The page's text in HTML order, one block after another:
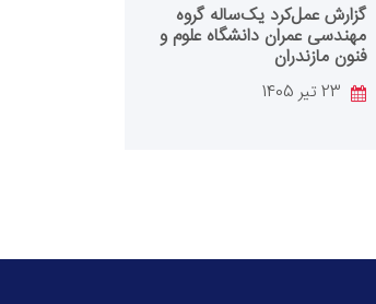
گزارش عمل‌کرد یک‌ساله گروه
مهندسی عمران دانشگاه علوم و
فنون مازندران